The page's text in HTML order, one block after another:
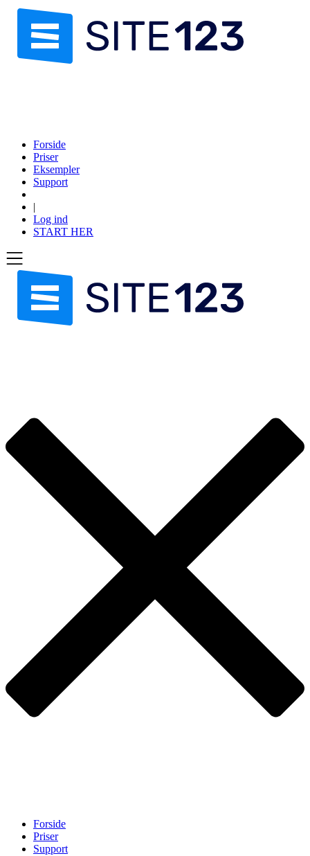
Forside
Priser
Eksempler
Support
|
Log ind
START HER
Forside
Priser
Support